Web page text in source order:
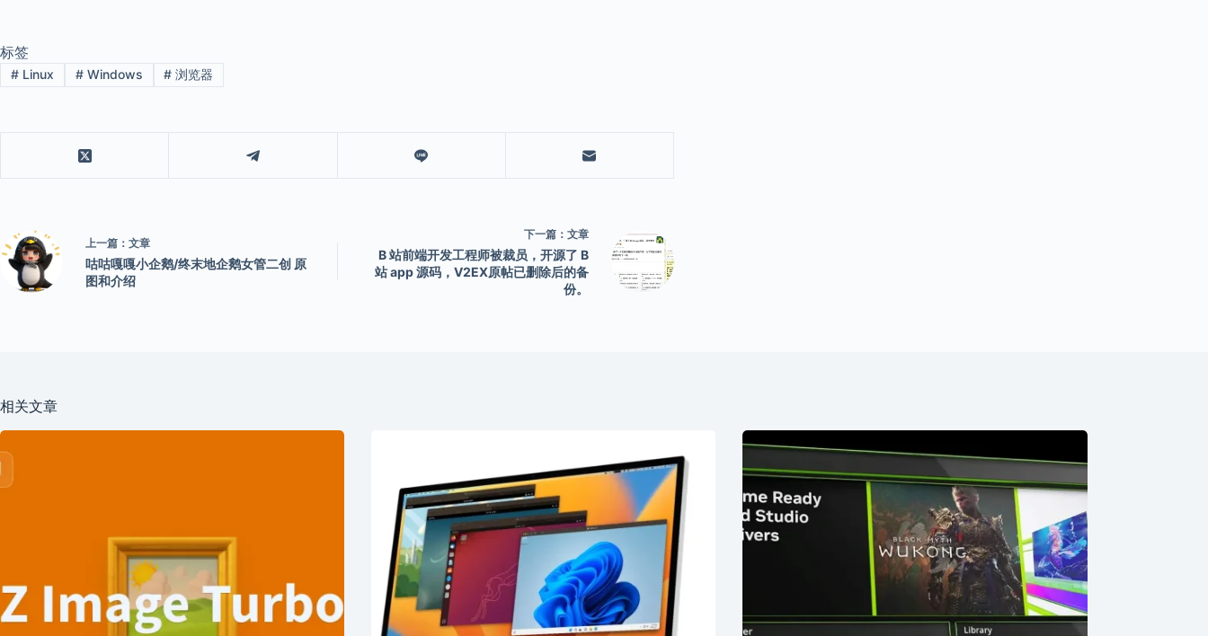
标签
#Linux #Windows # 浏览器
上一篇： 文章
咕咕嘎嘎小企鹅/终末地企鹅女管二创 原
图和介绍
下一篇： 文章
B 站前端开发工程师被裁员，开源了 B
站 app 源码，V2EX原帖已删除后的备
份。
相关文章